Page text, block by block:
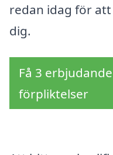
redan idag för
dig.
Få 3
förpliktelser